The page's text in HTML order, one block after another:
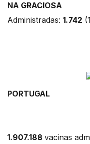
NA GRACIOSA
Administradas: 1.742
PORTUGAL
1.907.188 vacinas